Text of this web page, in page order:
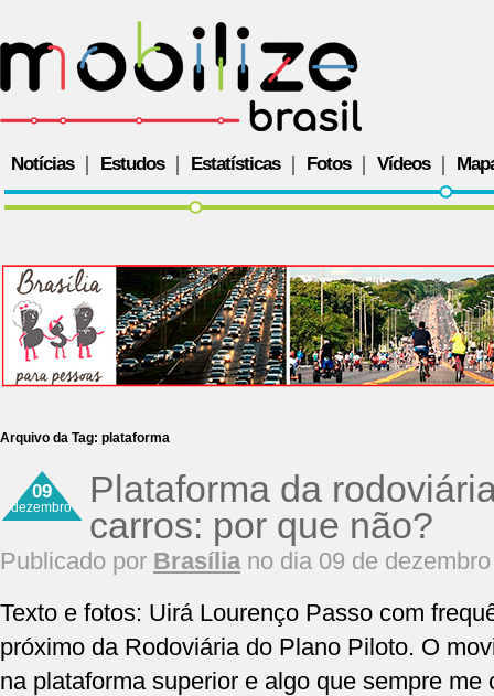
Notícias Estudos Estatísticas Fotos Vídeos
Arquivo da Tag: plataforma
09
dezembro
Plataforma da
carros: por que não?
Publicado por Brasíliano dia 09 de
Texto e fotos: Uirá Lourenço Passo com
próximo da Rodoviária do Plano Piloto. O
na plataforma superior e algo que sempre me